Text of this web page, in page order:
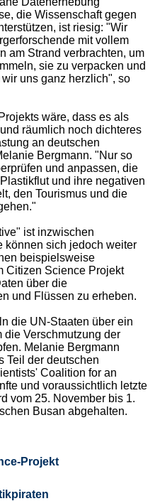
die Wissenschaft gegen
ist riesig: "Wir
mit vollem
am Strand verbrachten, um
sie zu verpacken und
uns ganz herzlich", so
wäre, dass es als
räumlich noch dichteres
an deutschen
Bergmann. "Nur so
und anpassen, die
und ihre negativen
den Tourismus und die
ist inzwischen
können sich jedoch weiter
beispielsweise
Citizen Science Projekt
über die
und Flüssen zu erheben.
die UN-Staaten über ein
Verschmutzung der
Melanie Bergmann
Teil der deutschen
Coalition for an
und voraussichtlich letzte
vom 25. November bis 1.
Busan abgehalten.
Projekt